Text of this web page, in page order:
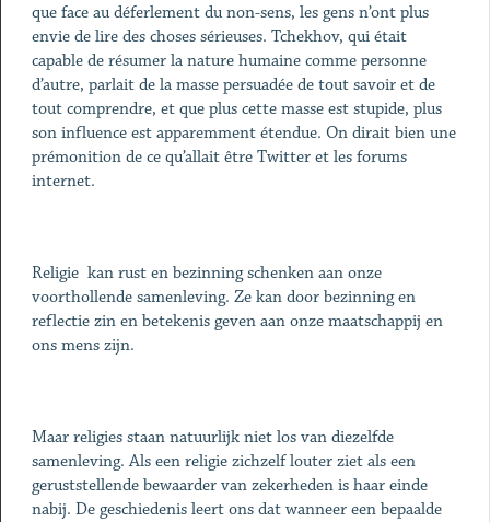
que face au déferlement du non-sens, les gens n’ont plus
envie de lire des choses sérieuses. Tchekhov, qui était
capable de résumer la nature humaine comme personne
d’autre, parlait de la masse persuadée de tout savoir et de
tout comprendre, et que plus cette masse est stupide, plus
son influence est apparemment étendue. On dirait bien une
prémonition de ce qu’allait être Twitter et les forums
internet.
Religie kan rust en bezinning schenken aan onze
voorthollende samenleving. Ze kan door bezinning en
reflectie zin en betekenis geven aan onze maatschappij en
ons mens zijn.
Maar religies staan natuurlijk niet los van diezelfde
samenleving. Als een religie zichzelf louter ziet als een
geruststellende bewaarder van zekerheden is haar einde
nabij. De geschiedenis leert ons dat wanneer een bepaalde